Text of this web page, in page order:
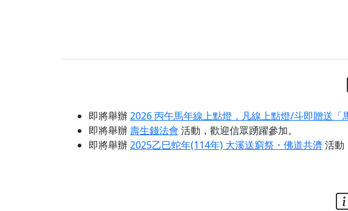
即將舉辦2026 丙午馬年線上點燈，凡線上點燈/斗即贈送「
即將舉辦壽生錢法會 活動，歡迎信眾踴躍參加。
即將舉辦2025乙巳蛇年(114年) 大溪送窮祭・佛道共濟活動